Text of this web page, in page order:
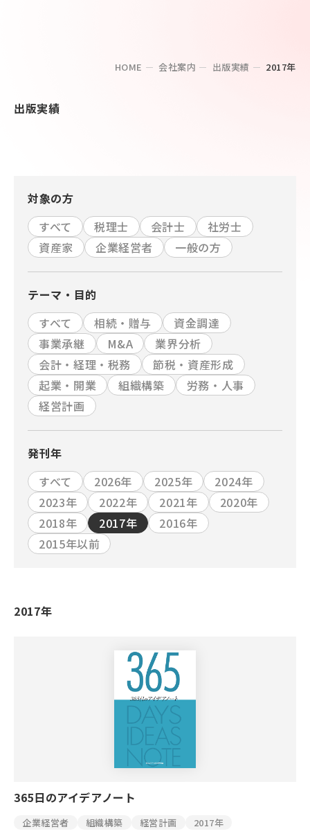
HOME 会社案内 出版実績 2017年
出版実績
対象の方
すべて
税理士 会計士
社労士
資産家
企業経営者 一般の方
テーマ・目的
すべて
相続・贈与
資金調達
事業承継
M&A
業界分析
会計・経理・税務
節税・資産形成
起業・開業
組織構築
労務・人事
経営計画
発刊年
すべて
2026年 2025年
2024年
2023年
2022年 2021年
2020年
2018年
2017年
2016年
2015年以前
2017年
365日のアイデアノート
企業経営者 組織構築 経営計画 2017年